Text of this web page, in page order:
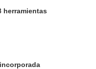
herramientas